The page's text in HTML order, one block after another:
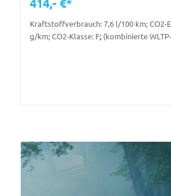
Kraftstoffverbrauch: 7,6 l/100 km; CO2-
g/km; CO2-Klasse: F;(kombinierte